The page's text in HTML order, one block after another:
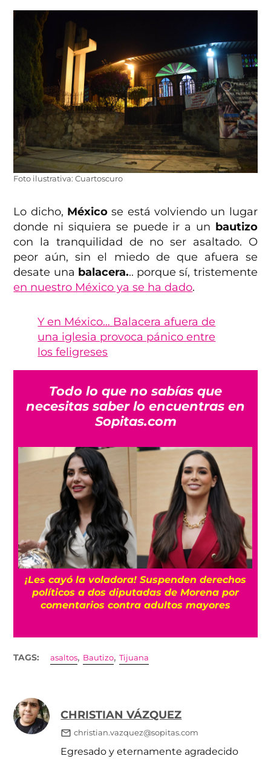
Foto ilustrativa: Cuartoscuro
Lo dicho, México se está volviendo un lugar
donde ni siquiera se puede ir a un bautizo
con la tranquilidad de no ser asaltado. O
peor aún, sin el miedo de que afuera se
desate una balacera... porque sí, tristemente
en nuestro México ya se ha dado.
Y en México… Balacera afuera de
una iglesia provoca pánico entre
los feligreses
Todo lo que no sabías que
necesitas saber lo encuentras en
Sopitas.com
¡Les cayó la voladora! Suspenden derechos
políticos a dos diputadas de Morena por
comentarios contra adultos mayores
TAGS: asaltos, Bautizo,Tijuana
CHRISTIAN VÁZQUEZ
christian.vazquez@sopitas.com
Egresado y eternamente agradecido